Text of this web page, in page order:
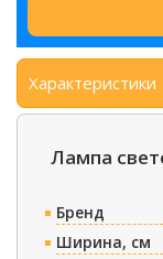
Характеристики
Лампа
Бренд
Ширина, см